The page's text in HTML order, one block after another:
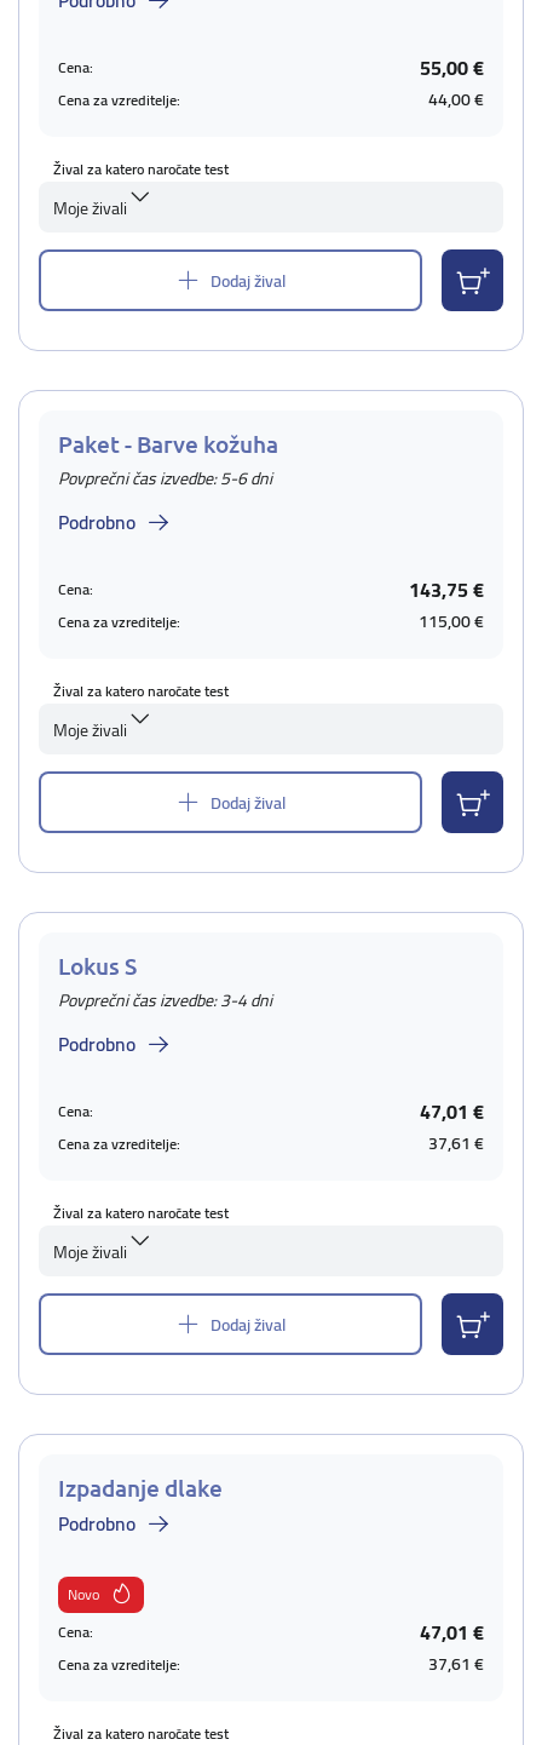
Cena: 55,00 €
Cena za vzreditelje: 44,00 €
Žival za katero naročate test
Moje živali
Dodaj žival
Paket - Barve kožuha
Povprečni čas izvedbe: 5-6 dni
Podrobno
Cena: 143,75 €
Cena za vzreditelje: 115,00 €
Žival za katero naročate test
Moje živali
Dodaj žival
Lokus S
Povprečni čas izvedbe: 3-4 dni
Podrobno
Cena: 47,01 €
Cena za vzreditelje: 37,61 €
Žival za katero naročate test
Moje živali
Dodaj žival
Izpadanje dlake
Podrobno
Novo
Cena:
47,01 €
Cena za vzreditelje: 37,61 €
Žival za katero naročate test